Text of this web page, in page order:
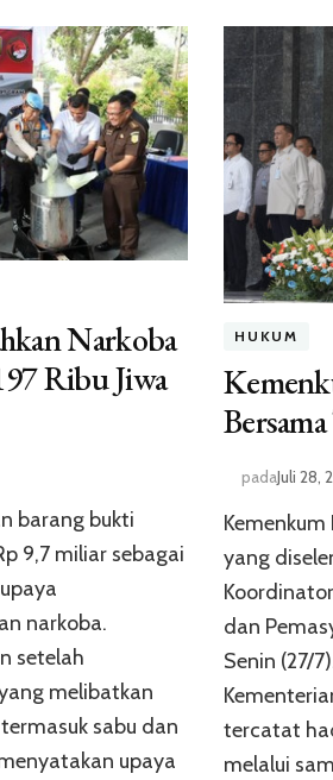
Narkoba
Ribu Jiwa
barang bukti
9,7 miliar sebagai
narkoba.
setelah
melibatkan
sabu dan
upaya
HUKUM
padaJuli 28,
yang
dan
Senin (27/
tercatat
melalui